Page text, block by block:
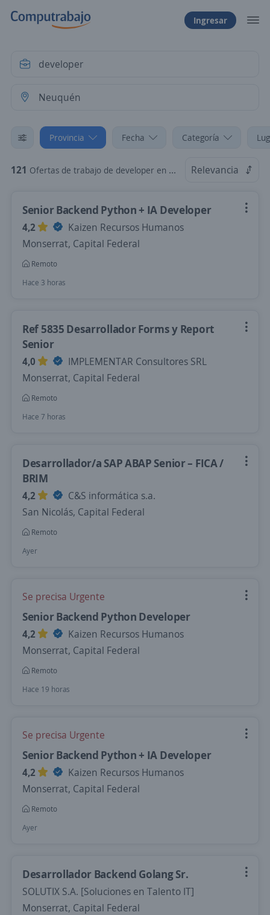
Ingresar
Provincia Fecha Categoría
121 Ofertas de trabajo de developer en Neuquén Relevancia
Senior Backend Python + IA Developer
4,2
Kaizen Recursos Humanos
Monserrat, Capital Federal
Remoto
Hace 3 horas
Ref 5835 Desarrollador Forms y Report
Senior
4,0
IMPLEMENTAR Consultores SRL
Monserrat, Capital Federal
Remoto
Hace 7 horas
Desarrollador/a SAP ABAP Senior – FICA /
BRIM
4,2
C&S informática s.a.
San Nicolás, Capital Federal
Remoto
Ayer
Se precisa Urgente
Senior Backend Python Developer
4,2
Kaizen Recursos Humanos
Monserrat, Capital Federal
Remoto
Hace 19 horas
Se precisa Urgente
Senior Backend Python + IA Developer
4,2
Kaizen Recursos Humanos
Monserrat, Capital Federal
Remoto
Ayer
Desarrollador Backend Golang Sr.
SOLUTIX S.A. [Soluciones en Talento IT]
Monserrat, Capital Federal